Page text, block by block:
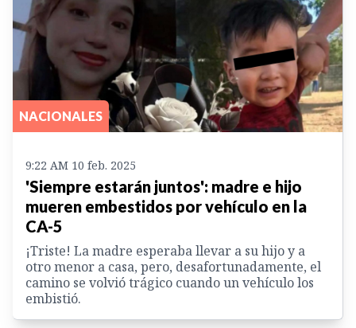
NACIONALES
9:22 AM 10 feb. 2025
'Siempre estarán juntos': madre e hijo
mueren embestidos por vehículo en la
CA-5
¡Triste! La madre esperaba llevar a su hijo y a
otro menor a casa, pero, desafortunadamente, el
camino se volvió trágico cuando un vehículo los
embistió.